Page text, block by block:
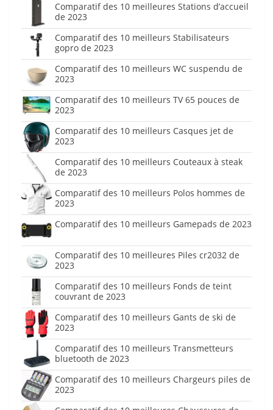
Comparatif des 10 meilleures Stations d’accueil
de 2023
Comparatif des 10 meilleurs Stabilisateurs
gopro de 2023
Comparatif des 10 meilleurs WC suspendu de
2023
Comparatif des 10 meilleurs TV 65 pouces de
2023
Comparatif des 10 meilleurs Casques jet de
2023
Comparatif des 10 meilleurs Couteaux à steak
de 2023
Comparatif des 10 meilleurs Polos hommes de
2023
Comparatif des 10 meilleurs Gamepads de 2023
Comparatif des 10 meilleures Piles cr2032 de
2023
Comparatif des 10 meilleurs Fonds de teint
couvrant de 2023
Comparatif des 10 meilleurs Gants de ski de
2023
Comparatif des 10 meilleurs Transmetteurs
bluetooth de 2023
Comparatif des 10 meilleurs Chargeurs piles de
2023